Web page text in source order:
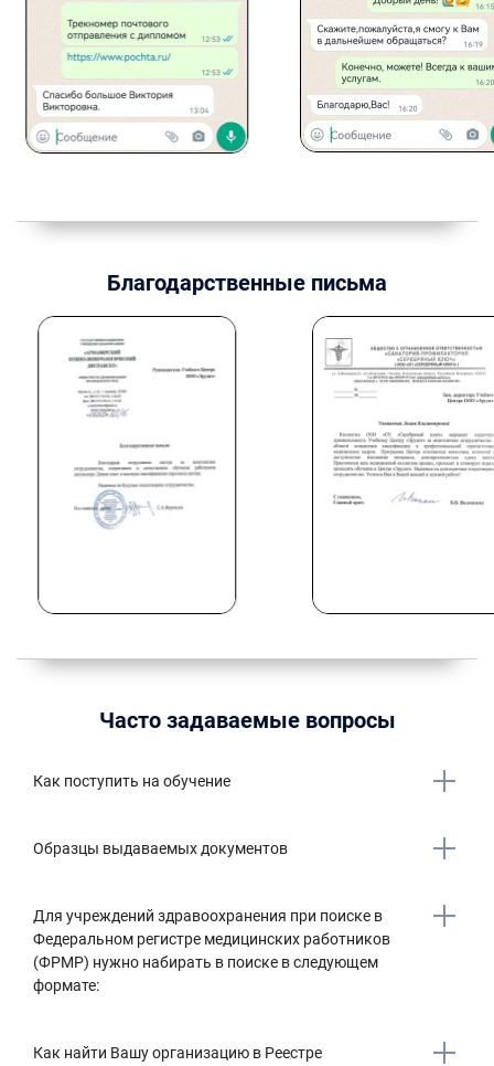
Благодарственные письма
Часто задаваемые вопросы
Как поступить на обучение
Образцы выдаваемых документов
Для учреждений здравоохранения при поиске в
Федеральном регистре медицинских работников
(ФРМР) нужно набирать в поиске в следующем
формате:
Как найти Вашу организацию в Реестре